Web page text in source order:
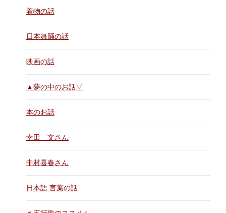
着物の話
日本舞踊の話
映画の話
▲夢の中のお話▽
本のお話
幸田 文さん
中村喜春さん
日本語 言葉の話